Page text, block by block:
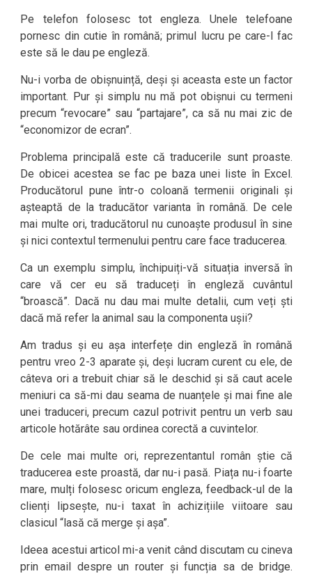
Pe telefon folosesc tot engleza. Unele telefoane
pornesc din cutie în română; primul lucru pe care-l fac
este să le dau pe engleză.
Nu-i vorba de obișnuință, deși și aceasta este un factor
important. Pur și simplu nu mă pot obișnui cu termeni
precum “revocare” sau “partajare”, ca să nu mai zic de
“economizor de ecran”.
Problema principală este că traducerile sunt proaste.
De obicei acestea se fac pe baza unei liste în Excel.
Producătorul pune într-o coloană termenii originali și
așteaptă de la traducător varianta în română. De cele
mai multe ori, traducătorul nu cunoaște produsul în sine
și nici contextul termenului pentru care face traducerea.
Ca un exemplu simplu, închipuiți-vă situația inversă în
care vă cer eu să traduceți în engleză cuvântul
“broască”. Dacă nu dau mai multe detalii, cum veți ști
dacă mă refer la animal sau la componenta ușii?
Am tradus și eu așa interfețe din engleză în română
pentru vreo 2-3 aparate și, deși lucram curent cu ele, de
câteva ori a trebuit chiar să le deschid și să caut acele
meniuri ca să-mi dau seama de nuanțele și mai fine ale
unei traduceri, precum cazul potrivit pentru un verb sau
articole hotărâte sau ordinea corectă a cuvintelor.
De cele mai multe ori, reprezentantul român știe că
traducerea este proastă, dar nu-i pasă. Piața nu-i foarte
mare, mulți folosesc oricum engleza, feedback-ul de la
clienți lipsește, nu-i taxat în achizițiile viitoare sau
clasicul “lasă că merge și așa”.
Ideea acestui articol mi-a venit când discutam cu cineva
prin email despre un router și funcția sa de bridge.